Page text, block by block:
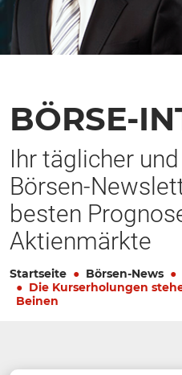
BÖRSE-
Ihr täglicher
Börsen-
besten
Aktienmärkte
Startseite Börsen-News
Die Kurserholungen
Beinen